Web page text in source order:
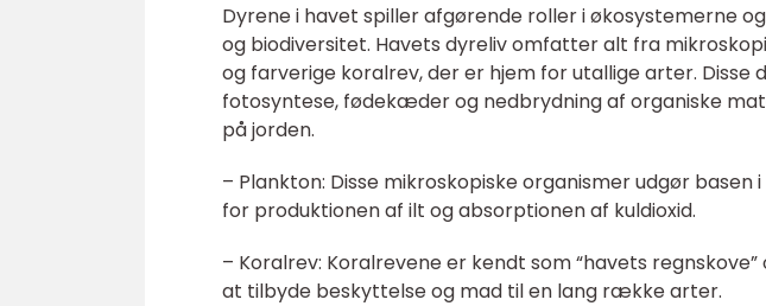
Dyrene i havet spiller afgørende roller i økosystemerne
og biodiversitet. Havets dyreliv omfatter alt fra
og farverige koralrev, der er hjem for utallige arter. Disse
fotosyntese, fødekæder og nedbrydning af organiske
på jorden.
– Plankton: Disse mikroskopiske organismer udgør
for produktionen af ilt og absorptionen af kuldioxid.
– Koralrev: Koralrevene er kendt som “havets
at tilbyde beskyttelse og mad til en lang række arter.